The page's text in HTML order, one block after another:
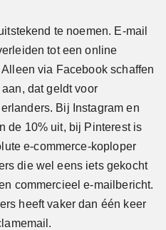
te noemen. E-mail
tot een online
via Facebook schaffen
dat geldt voor
Bij Instagram en
de 10% uit, bij Pinterest is
e-commerce-koploper
die wel eens iets gekocht
commercieel e-mailbericht.
heeft vaker dan één keer